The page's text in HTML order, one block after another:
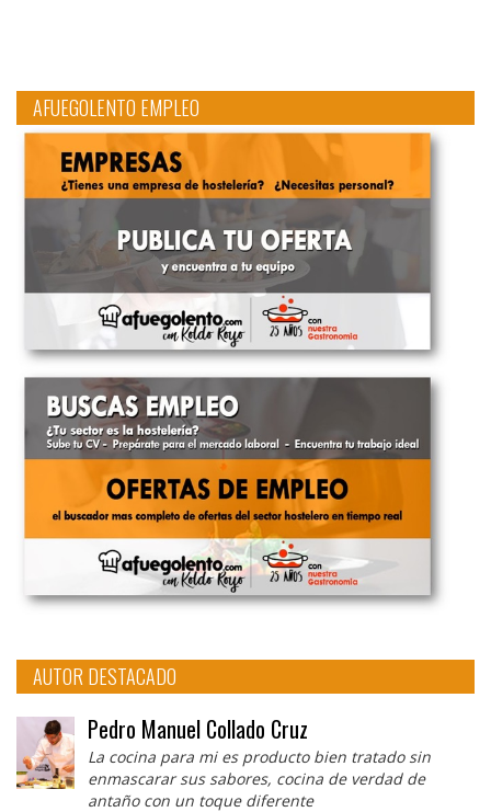
AFUEGOLENTO EMPLEO
AUTOR DESTACADO
Pedro Manuel Collado Cruz
La cocina para mi es producto bien tratado sin
enmascarar sus sabores, cocina de verdad de
antaño con un toque diferente